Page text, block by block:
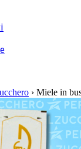
› Miele in